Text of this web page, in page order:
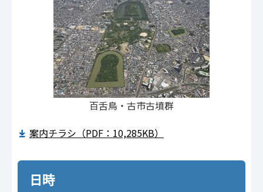
百舌鳥・古市古墳群
案内チラシ（PDF：10,285KB）
日時